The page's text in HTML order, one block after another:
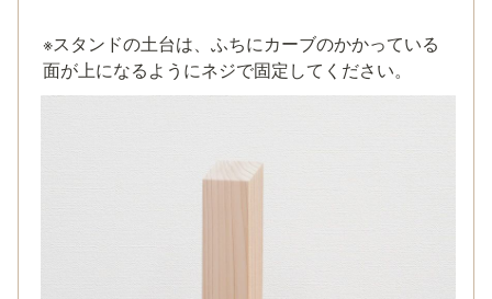
※スタンドの土台は、ふちにカーブのかかっている
面が上になるようにネジで固定してください。